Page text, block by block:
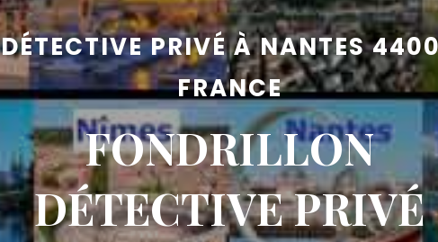
DÉTECTIVE PRIVÉ À NANTES
FRANCE
FONDRILLON
DÉTECTIVE PRIVÉ